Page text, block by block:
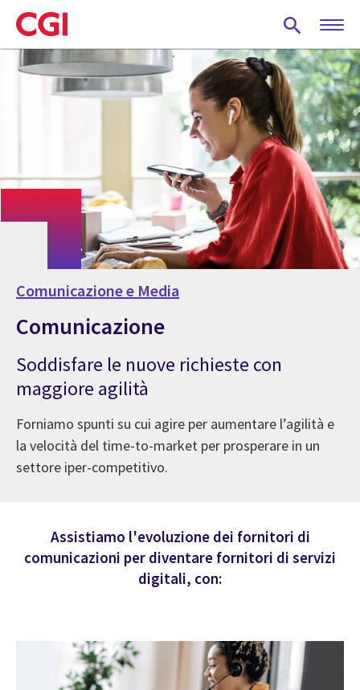
Skip
to
main
content
Comunicazione e Media
Comunicazione
Soddisfare le nuove richieste con
maggiore agilità
Forniamo spunti su cui agire per aumentare l’agilità e
la velocità del time-to-market per prosperare in un
settore iper-competitivo.
Assistiamo l'evoluzione dei fornitori di
comunicazioni per diventare fornitori di servizi
digitali, con: